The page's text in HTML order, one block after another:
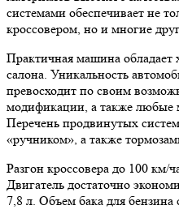
системами обеспечивает не
кроссовером, но и многие
Практичная машина
салона. Уникальность
превосходит по своим
модификации, а также любые
Перечень продвинутых
«ручником», а также
Разгон кроссовера до 100 км/
Двигатель достаточно
7,8 л. Объем бака для бензина